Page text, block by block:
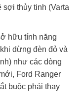
sợi thủy tinh (Varta
hữu tính năng
dừng đèn đỏ và
như các dòng
Ford Ranger
buộc phải thay